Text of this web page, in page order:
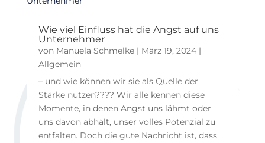
Wie viel Einfluss hat die Angst auf uns
Unternehmer
von Manuela Schmelke| März 19, 2024|
Allgemein
– und wie können wir sie als Quelle der
Stärke nutzen???? Wir alle kennen diese
Momente, in denen Angst uns lähmt oder
uns davon abhält, unser volles Potenzial zu
entfalten. Doch die gute Nachricht ist, dass